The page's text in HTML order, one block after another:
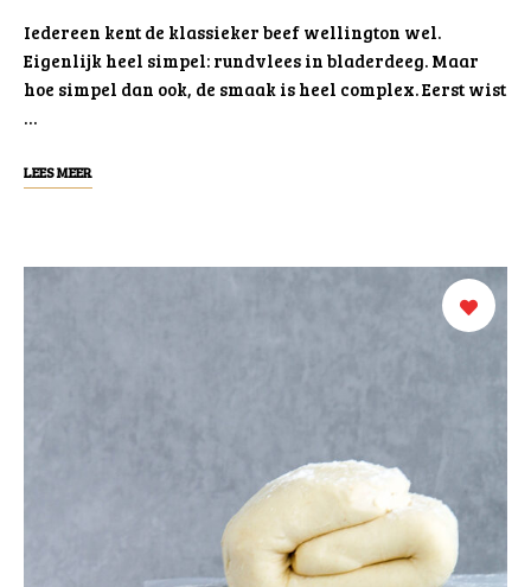
Iedereen kent de klassieker beef wellington wel.
Eigenlijk heel simpel: rundvlees in bladerdeeg. Maar
hoe simpel dan ook, de smaak is heel complex. Eerst wist
…
LEES MEER